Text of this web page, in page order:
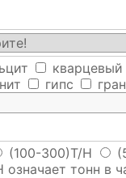
кварцевый
гипс
(100-300)T/H
означает тонн в